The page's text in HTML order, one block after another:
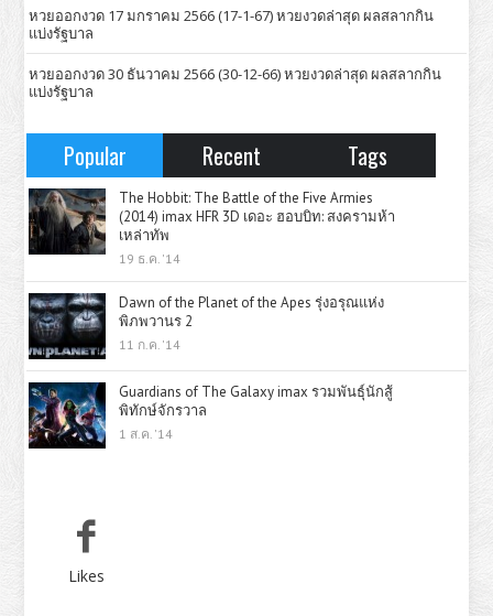
หวยออกงวด 17 มกราคม 2566 (17-1-67) หวยงวดล่าสุด ผลสลากกิน
แบ่งรัฐบาล
หวยออกงวด 30 ธันวาคม 2566 (30-12-66) หวยงวดล่าสุด ผลสลากกิน
แบ่งรัฐบาล
Popular Recent Tags
The Hobbit: The Battle of the Five Armies
(2014) imax HFR 3D เดอะ ฮอบบิท: สงครามห้า
เหล่าทัพ
19 ธ.ค. '14
Dawn of the Planet of the Apes รุ่งอรุณแห่ง
พิภพวานร 2
11 ก.ค. '14
Guardians of The Galaxy imax รวมพันธุ์นักสู้
พิทักษ์จักรวาล
1 ส.ค. '14
Likes